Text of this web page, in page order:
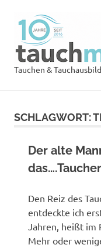
Inhalt
springen
Tauchen &
SCHLAGWORT:
Der alte
Den Reiz des
entdeckte ich
Jahren, heißt im
Mehr oder